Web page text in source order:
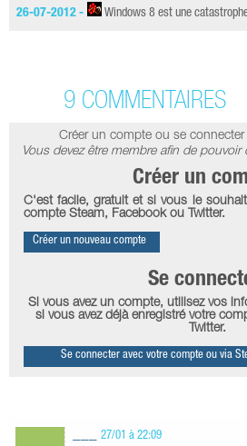
26-07-2012 -
Windows 8 est une
9 COMMENTAIRES
Créer un compte ou se
Vous devez être membre afin de
Créer un
C'est facile, gratuit et si vous le
compte Steam, Facebook ou Twitter.
Créer un nouveau compte
Se
Si vous avez un compte, utilisez vos
si vous avez déjà enregistré votre
Twitter.
Se connecter avec votre compte ou via
27/01 à 22:09